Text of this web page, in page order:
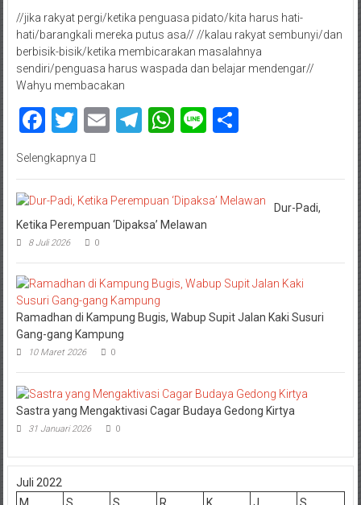
//jika rakyat pergi/ketika penguasa pidato/kita harus hati-
hati/barangkali mereka putus asa// //kalau rakyat sembunyi/dan
berbisik-bisik/ketika membicarakan masalahnya
sendiri/penguasa harus waspada dan belajar mendengar//
Wahyu membacakan
Facebook
Twitter
EmailTelegram
WhatsApp
LineShare
Selengkapnya
Dur-Padi,
Ketika Perempuan ‘Dipaksa’ Melawan
8 Juli 2026 0
Ramadhan di Kampung Bugis, Wabup Supit Jalan Kaki Susuri
Gang-gang Kampung
10 Maret 2026 0
Sastra yang Mengaktivasi Cagar Budaya Gedong Kirtya
31 Januari 2026 0
Juli 2022